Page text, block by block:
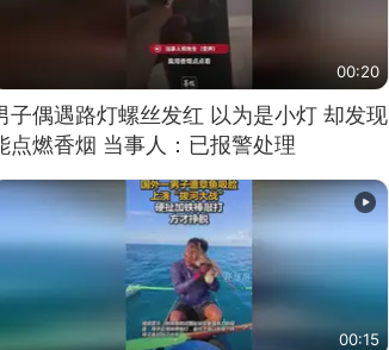
00:20
子偶遇路灯螺丝发红 以为是小灯 却发现
点燃香烟 当事人：已报警处理
00:15